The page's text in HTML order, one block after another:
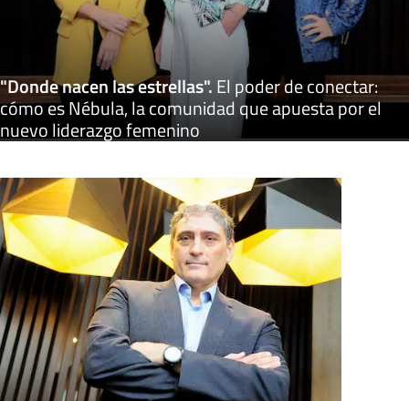
"Donde nacen las estrellas".El poder de conectar:
cómo es Nébula, la comunidad que apuesta por el
nuevo liderazgo femenino